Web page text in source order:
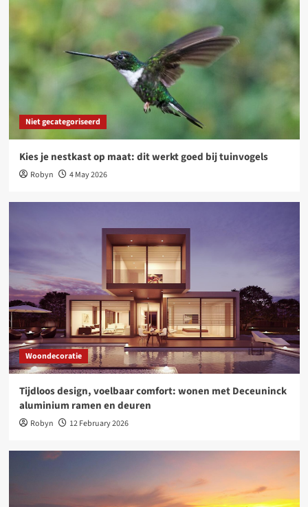
2
Kies je nestkast op maat: dit werkt goed bij
tuinvogels
Woondecoratie
Tijdloos design, voelbaar comfort: wonen met
Deceuninck aluminium ramen en deuren
Waarom een tuinposter dé slimste upgrade is
voor jouw tuin
Online platforms: kansen en uitdagingen voor
freelancers
Niet gecategoriseerd
Kies je nestkast op maat: dit werkt goed bij tuinvogels
Robyn 4 May 2026
Woondecoratie
Tijdloos design, voelbaar comfort: wonen met Deceuninck
aluminium ramen en deuren
Robyn 12 February 2026